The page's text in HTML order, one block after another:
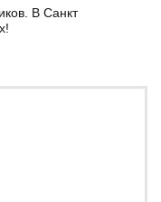
В Санкт